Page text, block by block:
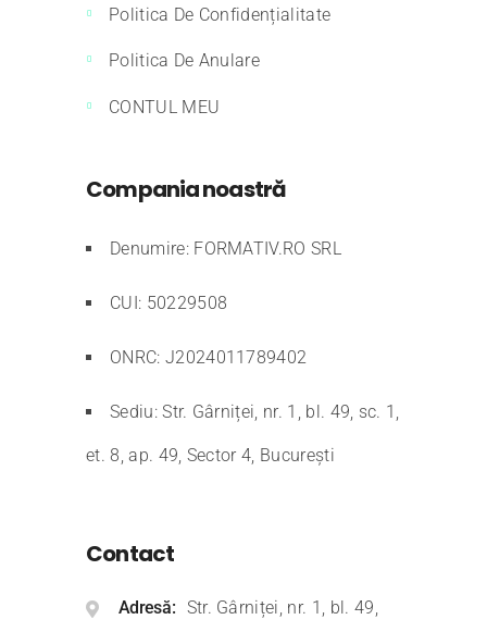
Politica De Confidențialitate
Politica De Anulare
CONTUL MEU
Compania noastră
Denumire: FORMATIV.RO SRL
CUI: 50229508
ONRC: J2024011789402
Sediu: Str. Gârniței, nr. 1, bl. 49, sc. 1,
et. 8, ap. 49, Sector 4, București
Contact
Adresă
Str. Gârniței, nr. 1, bl. 49,